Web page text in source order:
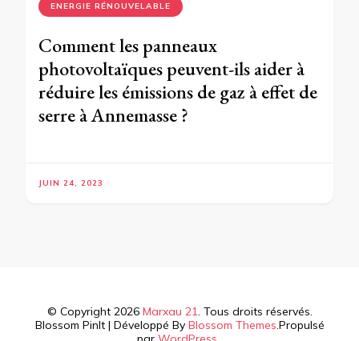
ENERGIE RÉNOUVELABLE
Comment les panneaux
photovoltaïques peuvent-ils aider à
réduire les émissions de gaz à effet de
serre à Annemasse ?
JUIN 24, 2023
© Copyright 2026 Marxau 21. Tous droits réservés.
Blossom PinIt | Développé By Blossom Themes.Propulsé